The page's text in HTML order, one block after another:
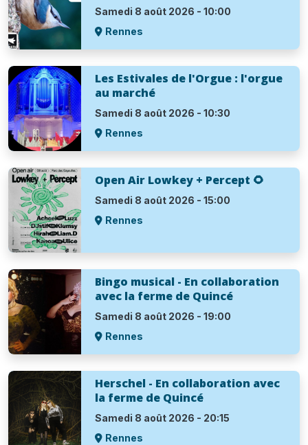
Samedi 8 août 2026 - 10:00
Rennes
Les Estivales de l'Orgue : l'orgue
au marché
Samedi 8 août 2026 - 10:30
Rennes
Open Air Lowkey + Percept 🌻
Samedi 8 août 2026 - 15:00
Rennes
Bingo musical - En collaboration
avec la ferme de Quincé
Samedi 8 août 2026 - 19:00
Rennes
Herschel - En collaboration avec
la ferme de Quincé
Samedi 8 août 2026 - 20:15
Rennes